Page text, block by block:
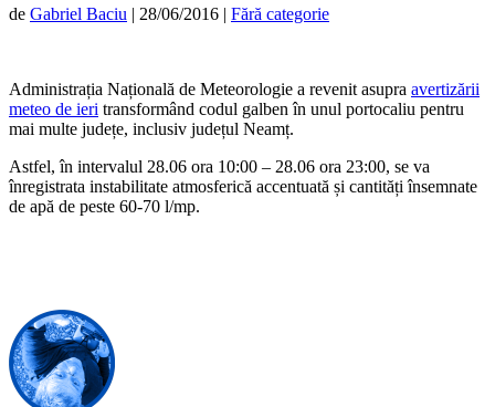
de Gabriel Baciu | 28/06/2016 | Fără categorie
Administrația Națională de Meteorologie a revenit asupra avertizării
meteo de ieri transformând codul galben în unul portocaliu pentru
mai multe județe, inclusiv județul Neamț.
Astfel, în intervalul 28.06 ora 10:00 – 28.06 ora 23:00, se va
înregistrata instabilitate atmosferică accentuată și cantități însemnate
de apă de peste 60-70 l/mp.